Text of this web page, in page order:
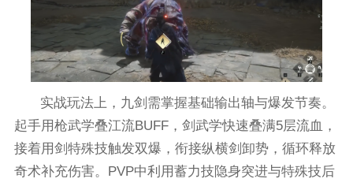
实战玩法上，九剑需掌握基础输出轴与爆发节奏。
起手用枪武学叠江流BUFF，剑武学快速叠满5层流血，
接着用剑特殊技触发双爆，衔接纵横剑卸势，循环释放
奇术补充伤害。PVP中利用蓄力技隐身突进与特殊技后